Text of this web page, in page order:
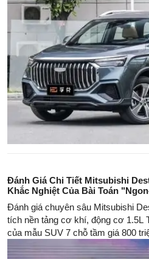
Đánh Giá Chi Tiết Mitsubishi
Khắc Nghiệt Của Bài Toán
Đánh giá chuyên sâu Mitsubishi
tích nền tảng cơ khí, động cơ 1.5L
của mẫu SUV 7 chỗ tầm giá 800